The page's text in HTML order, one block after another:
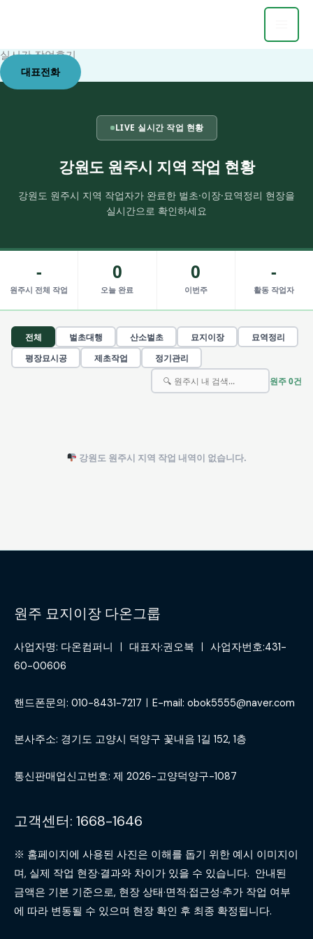
로
건
실시간 작업후기
대표전화
LIVE 실시간 작업 현황
강원도 원주시 지역 작업 현황
강원도 원주시 지역 작업자가 완료한 벌초·이장·묘역정리 현장을
실시간으로 확인하세요
-
원주시 전체 작업
0
오늘 완료
0
이번주
-
활동 작업자
전체 벌초대행 산소벌초 묘지이장
묘역정리
평장묘시공
제초작업 정기관리
원주 0건
강원도 원주시 지역 작업 내역이 없습니다.
원주 묘지이장 다온그룹
사업자명: 다온컴퍼니 ㅣ 대표자:권오복 ㅣ 사업자번호:431-
60-00606
핸드폰문의: 010-8431-7217ㅣE-mail: obok5555@naver.com
본사주소: 경기도 고양시 덕양구 꽃내음 1길 152, 1층
통신판매업신고번호: 제 2026-고양덕양구-1087
고객센터: 1668-1646
※ 홈페이지에 사용된 사진은 이해를 돕기 위한 예시 이미지이
며, 실제 작업 현장·결과와 차이가 있을 수 있습니다. 안내된
금액은 기본 기준으로, 현장 상태·면적·접근성·추가 작업 여부
에 따라 변동될 수 있으며 현장 확인 후 최종 확정됩니다.